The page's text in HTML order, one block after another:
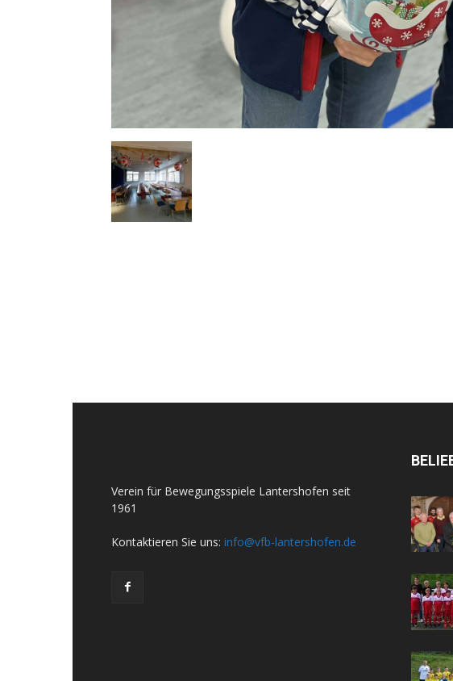
Verein für Bewegungsspiele Lantershofen seit
1961
Kontaktieren Sie uns: info@vfb-lantershofen.de